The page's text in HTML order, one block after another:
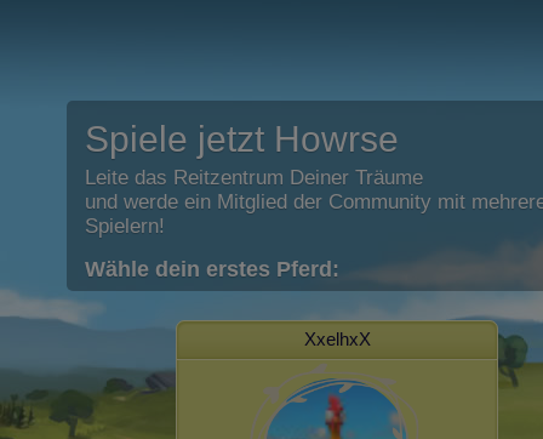
Spiele jetzt Howrse
Leite das Reitzentrum Deiner Träume
und werde ein Mitglied der Community mit
Spielern!
Wähle dein erstes Pferd:
XxelhxX